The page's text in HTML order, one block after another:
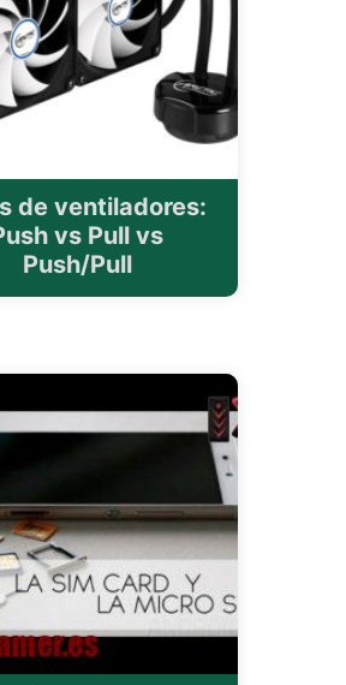
de ventiladores:
vs Pull vs
Push/Pull